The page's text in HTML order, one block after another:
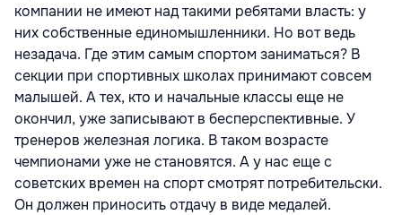
компании не имеют над такими ребятами власть: у
них собственные единомышленники. Но вот ведь
незадача. Где этим самым спортом заниматься? В
секции при спортивных школах принимают совсем
малышей. А тех, кто и начальные классы еще не
окончил, уже записывают в бесперспективные. У
тренеров железная логика. В таком возрасте
чемпионами уже не становятся. А у нас еще с
советских времен на спорт смотрят потребительски.
Он должен приносить отдачу в виде медалей.